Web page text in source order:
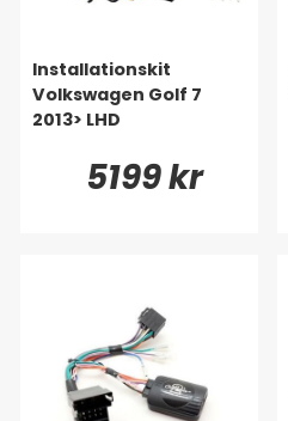
Installationskit
Volkswagen Golf 7
2013> LHD
5199 kr